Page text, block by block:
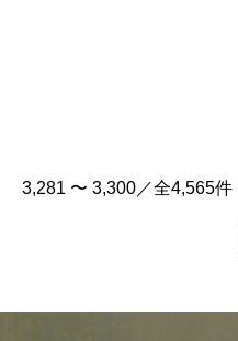
3,281 〜 3,300／全4,565件